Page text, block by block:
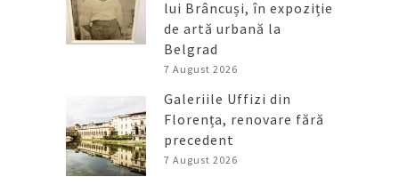
lui Brâncuși, în expoziție
de artă urbană la
Belgrad
7 August 2026
Galeriile Uffizi din
Florența, renovare fără
precedent
7 August 2026